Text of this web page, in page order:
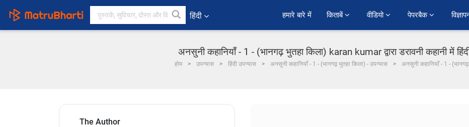
हिंदी हमारे बारे में किताबें वीडियो पेपरबैक
अनसुनी कहानियाँ - 1 - (भानगढ़ भुतहा किला) karan kumar द्वारा डरावनी कहानी में
होम उपन्यास हिंदी उपन्यास अनसुनी कहानियाँ - 1 - (भानगढ़ भुतहा किला) - उपन्यास अनसुनी कहानियाँ - 1 -
The Author